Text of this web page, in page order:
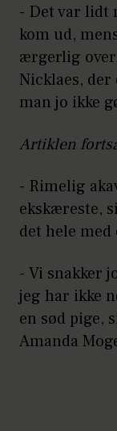
- Det var lidt
kom ud,
ærgerlig
Nicklaes,
man jo ikke
Artiklen
- Rimelig
ekskæreste,
det hele
- Vi snakker
jeg har ikke
en sød pige,
Amanda